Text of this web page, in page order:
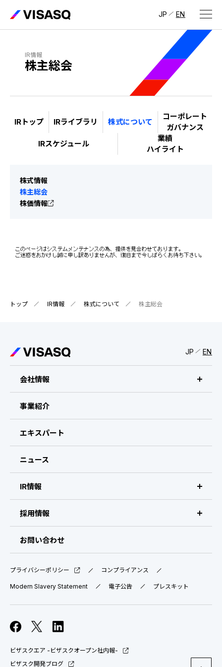
JP EN
ビザスクについて
経営メンバー
会社概要・拠点
IR情報トップ
IRライブラリ
業績ハイライト
免責事項
採用情報
採用サイト（日本）
中途採用：ビジネス職・コーポレート職
IR情報
株主総会
IRトップ IRライブラリ 株式について
コーポレート
ガバナンス
IRスケジュール
業績
ハイライト
株式情報
株主総会
株価情報
トップ IR情報 株式について 株主総会
JP EN
会社情報
ビザスクについて
CEOメッセージ
会社概要・拠点
事業紹介
エキスパート
ニュース
IR情報
IR情報 トップ
IRライブラリ
業績ハイライト
株式について
コーポレート・ガバナンス
よくある質問
採用情報
採用サイト（日本）
中途採用：ビジネス職・コーポレート職
お問い合わせ
プライバシーポリシー コンプライアンス
Modern Slavery Statement 電子公告 プレスキット
ビザスクエア -ビザスクオープン社内報-
ビザスク開発ブログ